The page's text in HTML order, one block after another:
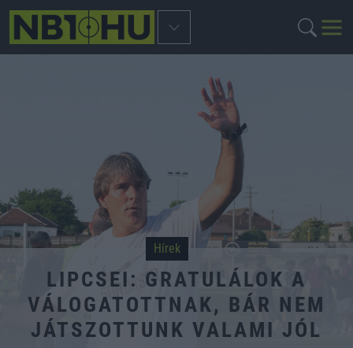
Hírek
LIPCSEI: GRATULÁLOK A
VÁLOGATOTTNAK, BÁR NEM
JÁTSZOTTUNK VALAMI JÓL